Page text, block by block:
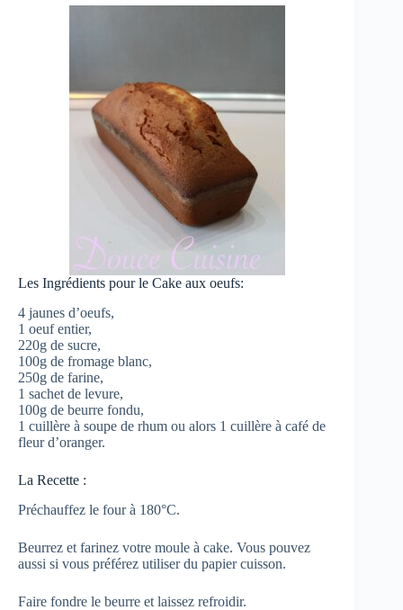
Les Ingrédients pour le Cake aux oeufs:
4 jaunes d’oeufs,
1 oeuf entier,
220g de sucre,
100g de fromage blanc,
250g de farine,
1 sachet de levure,
100g de beurre fondu,
1 cuillère à soupe de rhum ou alors 1 cuillère à café de
fleur d’oranger.
La Recette :
Préchauffez le four à 180°C.
Beurrez et farinez votre moule à cake. Vous pouvez
aussi si vous préférez utiliser du papier cuisson.
Faire fondre le beurre et laissez refroidir.